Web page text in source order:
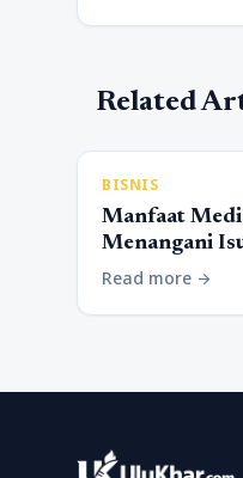
Related
BISNIS
Manfaat
Menangani
Read more arrow_forward